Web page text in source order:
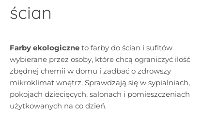
ścian
Farby ekologiczne to farby do ścian i sufitów
wybierane przez osoby, które chcą ograniczyć ilość
zbędnej chemii w domu i zadbać o zdrowszy
mikroklimat wnętrz. Sprawdzają się w sypialniach,
pokojach dziecięcych, salonach i pomieszczeniach
użytkowanych na co dzień.